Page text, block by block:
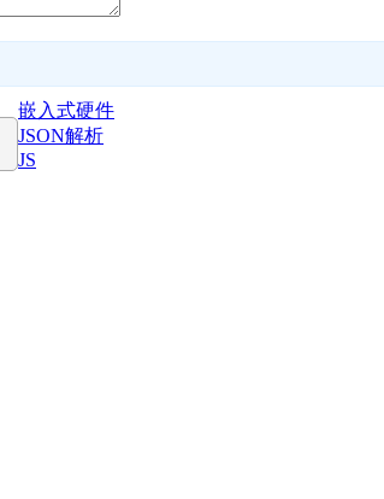
嵌入式硬件
JSON解析
JS